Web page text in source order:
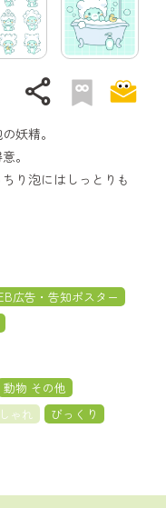
share
妖精。
。
り泡にはしっとりも
広告・告知ポスター
動物 その他
ゃれ
びっくり